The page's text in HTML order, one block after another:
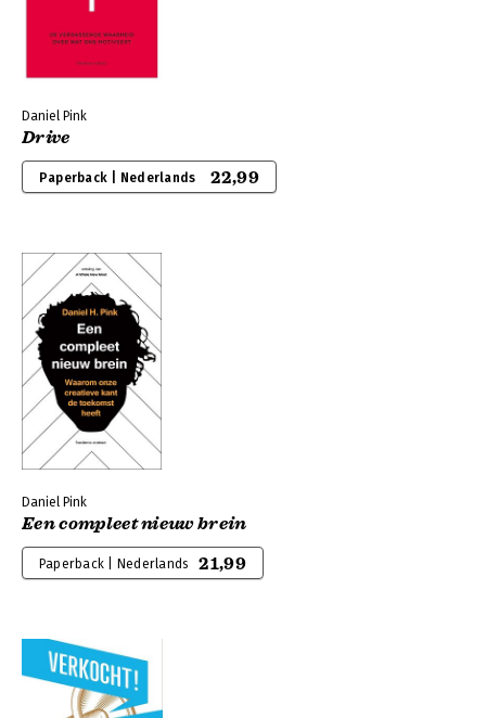
Daniel Pink
Drive
Paperback | Nederlands 22,99
Daniel Pink
Een compleet nieuw brein
Paperback | Nederlands 21,99